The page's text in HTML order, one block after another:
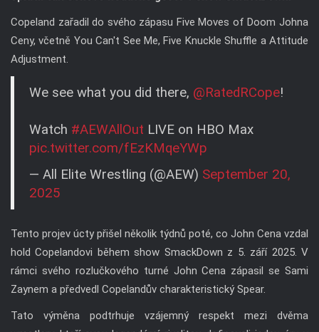
Copeland zařadil do svého zápasu Five Moves of Doom Johna
Ceny, včetně You Can't See Me, Five Knuckle Shuffle a Attitude
Adjustment.
We see what you did there, @RatedRCope!
Watch #AEWAllOut LIVE on HBO Max
pic.twitter.com/fEzKMqeYWp
— All Elite Wrestling (@AEW) September 20,
2025
Tento projev úcty přišel několik týdnů poté, co John Cena vzdal
hold Copelandovi během show SmackDown z 5. září 2025. V
rámci svého rozlučkového turné John Cena zápasil se Sami
Zaynem a předvedl Copelandův charakteristický Spear.
Tato výměna podtrhuje vzájemný respekt mezi dvěma